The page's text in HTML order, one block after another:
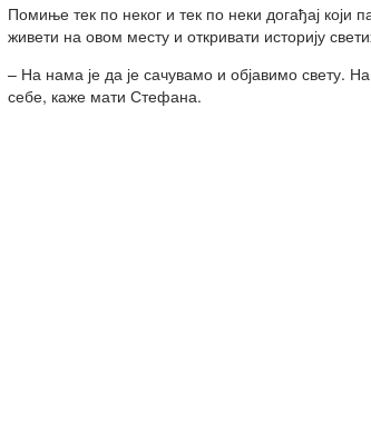
Помиње тек по неког и тек по неки догађај који
живети на овом месту и откривати историју
– На нама је да је сачувамо и објавимо свету.
себе, каже мати Стефана.